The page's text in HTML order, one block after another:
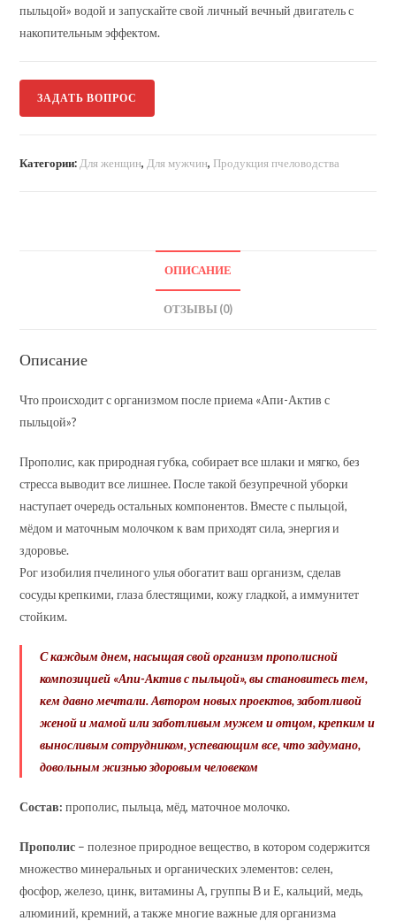
пыльцой» водой и запускайте свой личный вечный двигатель с
накопительным эффектом.
ЗАДАТЬ ВОПРОС
Категории: Для женщин, Для мужчин, Продукция пчеловодства
ОПИСАНИЕ
ОТЗЫВЫ (0)
Описание
Что происходит с организмом после приема «Апи-Актив с
пыльцой»?
Прополис, как природная губка, собирает все шлаки и мягко, без
стресса выводит все лишнее. После такой безупречной уборки
наступает очередь остальных компонентов. Вместе с пыльцой,
мёдом и маточным молочком к вам приходят сила, энергия и
здоровье.
Рог изобилия пчелиного улья обогатит ваш организм, сделав
сосуды крепкими, глаза блестящими, кожу гладкой, а иммунитет
стойким.
С каждым днем, насыщая свой организм прополисной
композицией «Апи-Актив с пыльцой», вы становитесь тем,
кем давно мечтали. Автором новых проектов, заботливой
женой и мамой или заботливым мужем и отцом, крепким и
выносливым сотрудником, успевающим все, что задумано,
довольным жизнью здоровым человеком
Состав: прополис, пыльца, мёд, маточное молочко.
Прополис – полезное природное вещество, в котором содержится
множество минеральных и органических элементов: селен,
фосфор, железо, цинк, витамины А, группы В и Е, кальций, медь,
алюминий, кремний, а также многие важные для организма